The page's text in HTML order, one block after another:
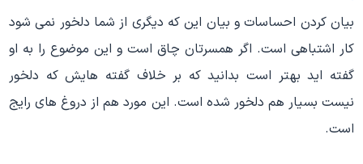
بیان کردن احساسات و بیان این که دیگری از شما دلخور نمی شود
کار اشتباهی است. اگر همسرتان چاق است و این موضوع را به او
گفته اید بهتر است بدانید که بر خلاف گفته هایش که دلخور
نیست بسیار هم دلخور شده است. این مورد هم از دروغ های رایج
است.